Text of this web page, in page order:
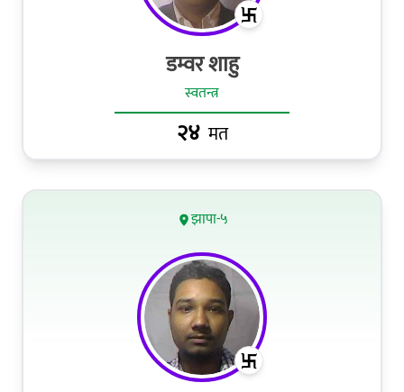
डम्वर शाहु
स्वतन्त्र
२४ मत
झापा-५